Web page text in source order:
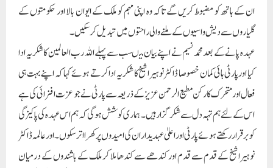
ان کے ہاتھ کو مضبوط کریں گے تاکہ وہ اپنی مہم کو ملک کے ایوان بالا اور حکومتوں کے
گلیاروں سے دیش واسیوں کے ملنے والی راحتوں میں تبدیل کر سکیں۔
عہدہ پانے کے بعد محمد نسیم نے اپنے بیان میںسب سے پہلے اللہ رب العالمین کا شکریہ ادا
کیا اور پارٹی ہائی کمان خصوصا ڈاکٹر نوہیرا شیخ کا شکریہ ادا کرتے ہوئے کہا کہ اپنے بہت ہی
فعال اور متحرک کارکن مطیع الرحمن عزیز کے ذریعہ سے پارٹی نے جو عزت افزائی کی ہے
اس کے لئے ہم تہہ دل سے شکر گزار ہیں۔ ہماری کوشش ہوگی کہ ہم اس عہدہ کی پاکیزگی
کو برقرار رکھتے ہوئے پارٹی اور اعلیٰ عہدیداران کی امیدوں پر کھرا اتر سکوں۔ اور عالمہ ڈاکٹر
نوہیرا شیخ کے قدم سے قدم اور کندھے سے کندھا ملا کر ملک کے باشندوں کے درمیان